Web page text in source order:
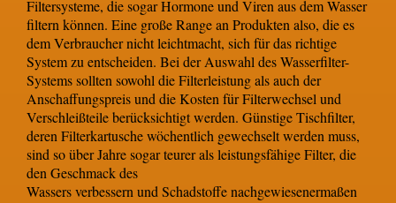
Filtersysteme, die sogar Hormone und Viren aus dem Wasser
filtern können. Eine große Range an Produkten also, die es
dem Verbraucher nicht leichtmacht, sich für das richtige
System zu entscheiden. Bei der Auswahl des Wasserfilter-
Systems sollten sowohl die Filterleistung als auch der
Anschaffungspreis und die Kosten für Filterwechsel und
Verschleißteile berücksichtigt werden. Günstige Tischfilter,
deren Filterkartusche wöchentlich gewechselt werden muss,
sind so über Jahre sogar teurer als leistungsfähige Filter, die
den Geschmack des
Wassers verbessern und Schadstoffe nachgewiesenermaßen